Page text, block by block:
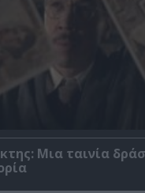
Μια ταινία